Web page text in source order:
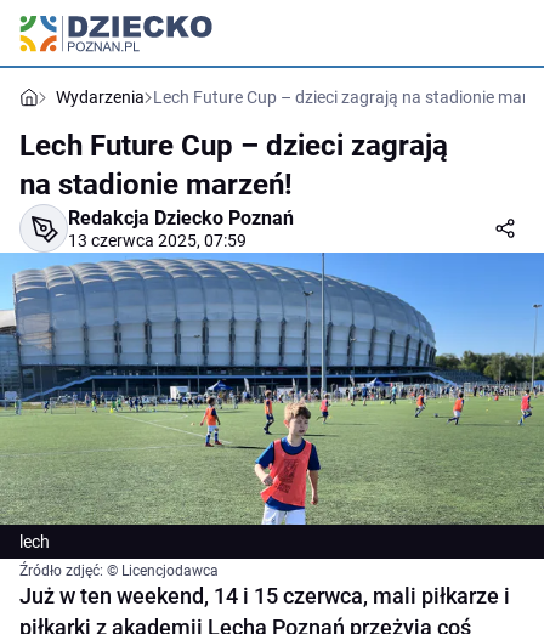
Wydarzenia Lech Future Cup – dzieci zagrają na stadionie
Lech Future Cup – dzieci zagrają
na stadionie marzeń!
Redakcja Dziecko Poznań
13 czerwca 2025, 07:59
lech
Źródło zdjęć: © Licencjodawca
Już w ten weekend, 14 i 15 czerwca, mali piłkarze i
piłkarki z akademii Lecha Poznań przeżyją coś